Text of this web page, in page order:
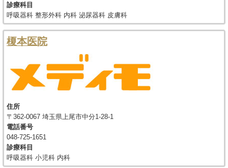
診療科目
呼吸器科 整形外科 内科 泌尿器科 皮膚科
榎本医院
住所
〒362-0067 埼玉県上尾市中分1-28-1
電話番号
048-725-1651
診療科目
呼吸器科 小児科 内科